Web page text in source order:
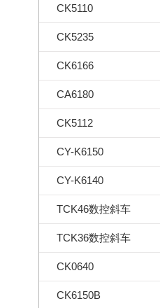
CK5110
CK5235
CK6166
CA6180
CK5112
CY-K6150
CY-K6140
TCK46数控斜车
TCK36数控斜车
CK0640
CK6150B